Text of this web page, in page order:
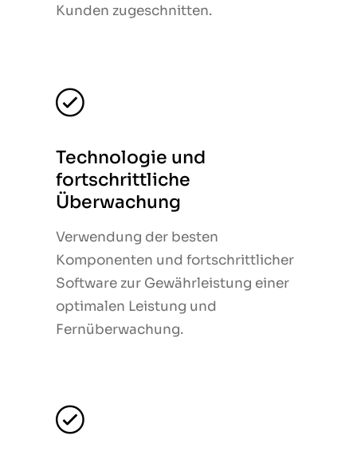
Kunden zugeschnitten.
Kunden zugeschnitten.
Technologie und
fortschrittliche
Überwachung
Verwendung der besten
Komponenten und fortschrittlicher
Software zur Gewährleistung einer
optimalen Leistung und
Fernüberwachung.
Technologie und
fortschrittliche
Überwachung
Verwendung der besten
Komponenten und fortschrittlicher
Software zur Gewährleistung einer
optimalen Leistung und
Fernüberwachung.